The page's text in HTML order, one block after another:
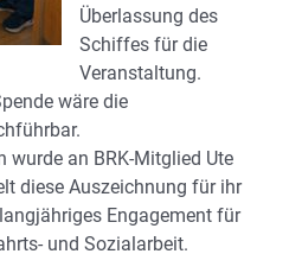
Überlassung des
Schiffes für die
Veranstaltung.
wäre die
wurde an BRK-Mitglied Ute
diese Auszeichnung für ihr
Engagement für
und Sozialarbeit.